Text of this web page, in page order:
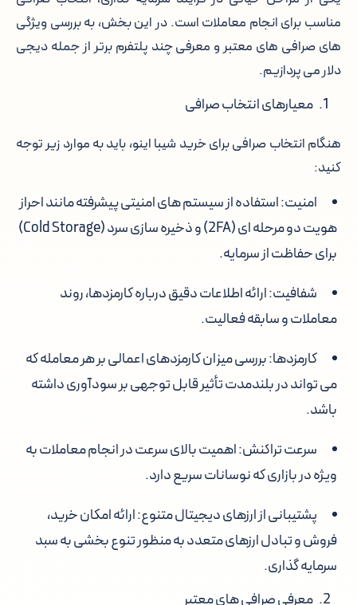
مناسب برای انجام معاملات است. در این بخش، به بررسی ویژگی
های صرافی های معتبر و معرفی چند پلتفرم برتر از جمله دیجی
دلار می پردازیم.
معیارهای انتخاب صرافی
هنگام انتخاب صرافی برای خرید شیبا اینو، باید به موارد زیر توجه
کنید:
امنیت: استفاده از سیستم های امنیتی پیشرفته مانند احراز
هویت دو مرحله ای (2FA) و ذخیره سازی سرد (Cold Storage)
برای حفاظت از سرمایه.
شفافیت: ارائه اطلاعات دقیق درباره کارمزدها، روند
معاملات و سابقه فعالیت.
کارمزدها: بررسی میزان کارمزدهای اعمالی بر هر معامله که
می تواند در بلندمدت تأثیر قابل توجهی بر سودآوری داشته
باشد.
سرعت تراکنش: اهمیت بالای سرعت در انجام معاملات به
ویژه در بازاری که نوسانات سریع دارد.
پشتیبانی از ارزهای دیجیتال متنوع: ارائه امکان خرید،
فروش و تبادل ارزهای متعدد به منظور تنوع بخشی به سبد
سرمایه گذاری.
معرفی صرافی های معتبر